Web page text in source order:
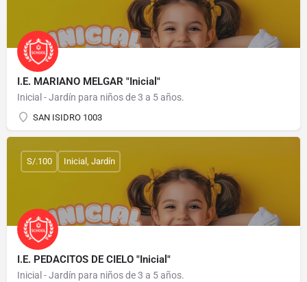
I.E. MARIANO MELGAR "Inicial"
Inicial - Jardín para niños de 3 a 5 años.
SAN ISIDRO 1003
I.E. PEDACITOS DE CIELO "Inicial"
Inicial - Jardín para niños de 3 a 5 años.
S/.100 Inicial, Jardín